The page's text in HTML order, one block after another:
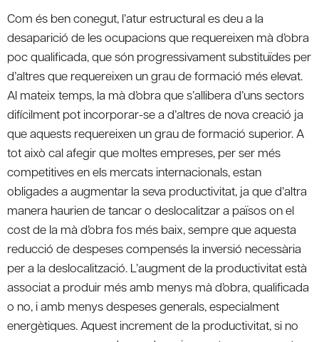
Com és ben conegut, l’atur estructural es deu a la
desaparició de les ocupacions que requereixen mà d’obra
poc qualificada, que són progressivament substituïdes per
d’altres que requereixen un grau de formació més elevat.
Al mateix temps, la mà d’obra que s’allibera d’uns sectors
difícilment pot incorporar-se a d’altres de nova creació ja
que aquests requereixen un grau de formació superior. A
tot això cal afegir que moltes empreses, per ser més
competitives en els mercats internacionals, estan
obligades a augmentar la seva productivitat, ja que d’altra
manera haurien de tancar o deslocalitzar a països on el
cost de la mà d’obra fos més baix, sempre que aquesta
reducció de despeses compensés la inversió necessària
per a la deslocalització. L’augment de la productivitat està
associat a produir més amb menys mà d’obra, qualificada
o no, i amb menys despeses generals, especialment
energètiques. Aquest increment de la productivitat, si no